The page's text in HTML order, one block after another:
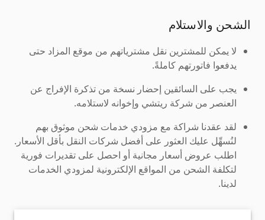
الشحن والاستلام
لا يمكن للمشترين نقل مشترياتهم من موقع المزاد حتى
يدفعوا فاتورتهم كاملةً.
يجب على السائقين إحضار نسخة من تذكرة الإفراج عن
العنصر من شركة ريتشي وإخوانه لاستلامه.
لقد عقدنا شراكة مع مزودي خدمات شحن موثوق بهم
لنُسهِّل عليك العثور على أفضل شركات النقل بأقل الأسعار.
اطلب عروض أسعار مجانية أو احصل على تقديرات فورية
لتكلفة الشحن من المواقع الإلكترونية لمزودي الخدمات
لدينا.